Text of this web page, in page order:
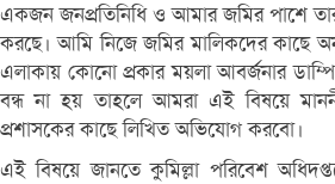
একজন জনপ্রতিনিধি ও আমার জমির পাশে
করছে। আমি নিজে জমির মালিকদের কাছে
এলাকায় কোনো প্রকার ময়লা আবর্জনার
বন্ধ না হয় তাহলে আমরা এই বিষয়ে
প্রশাসকের কাছে লিখিত অভিযোগ করবো।
এই বিষয়ে জানতে কুমিল্লা পরিবেশ